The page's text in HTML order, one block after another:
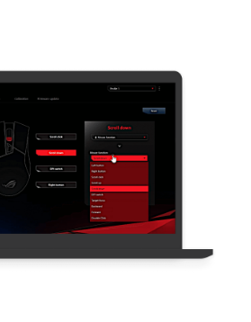
til Taoyuan International
System Integration